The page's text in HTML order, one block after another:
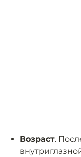
Возраст.